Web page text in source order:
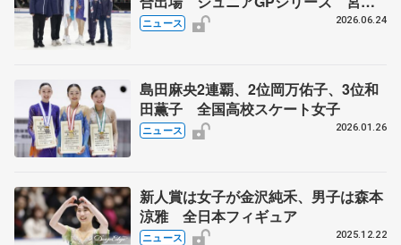
花凜らデビューへ
ニュース 2026.06.24
島田麻央2連覇、2位岡万佑子、3位和
田薫子 全国高校スケート女子
ニュース 2026.01.26
新人賞は女子が金沢純禾、男子は森本
涼雅 全日本フィギュア
ニュース 2025.12.22